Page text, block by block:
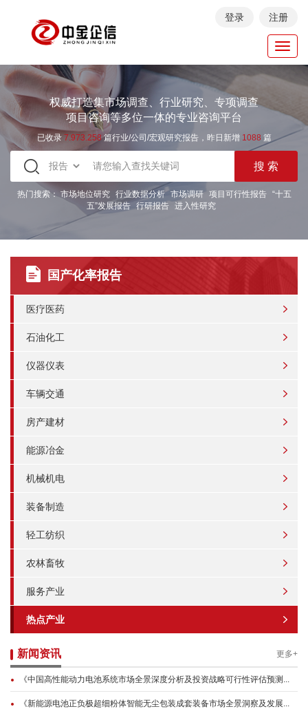
登录 注册
权威打造集市场调查、行业研究、专项调查
项目咨询等多位一体的专业咨询平台
已收录 7.973.258篇行业/公司/宏观研究报告，昨日新增 1088 篇
热门搜索： 市场地位研究 行业数据分析 市场调研 项目可行性报告
“十五
五”发展报告 行研报告 进入性研究
国产化率报告
医疗医药
石油化工
仪器仪表
车辆交通
房产建材
能源冶金
机械机电
装备制造
轻工纺织
农林畜牧
服务产业
热点产业
新闻资讯 更多+
《中国高性能动力电池系统市场全景深度分析及投资战略可行性评估预测...
《新能源电池正负极超细粉体智能无尘包装成套装备市场全景洞察及发展...